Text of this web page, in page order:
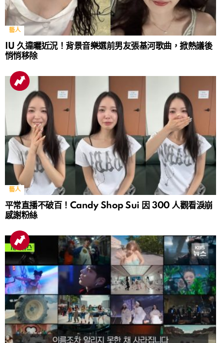
藝人
IU 久違曬近況！背景音樂選前男友張基河歌曲，掀熱議後
悄悄移除
藝人
平常直播不破百！Candy Shop Sui 因 300 人觀看淚崩
感謝粉絲